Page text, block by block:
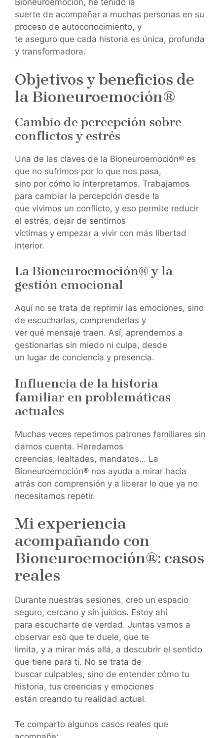
Bioneuroemoción, he tenido la
suerte de acompañar a muchas personas en su
proceso de autoconocimiento, y
te aseguro que cada historia es única, profunda
y transformadora.
Objetivos y beneficios de
la Bioneuroemoción®
Cambio de percepción sobre
conflictos y estrés
Una de las claves de la Bioneuroemoción® es
que no sufrimos por lo que nos pasa,
sino por cómo lo interpretamos. Trabajamos
para cambiar la percepción desde la
que vivimos un conflicto, y eso permite reducir
el estrés, dejar de sentirnos
víctimas y empezar a vivir con más libertad
interior.
La Bioneuroemoción® y la
gestión emocional
Aquí no se trata de reprimir las emociones, sino
de escucharlas, comprenderlas y
ver qué mensaje traen. Así, aprendemos a
gestionarlas sin miedo ni culpa, desde
un lugar de conciencia y presencia.
Influencia de la historia
familiar en problemáticas
actuales
Muchas veces repetimos patrones familiares sin
darnos cuenta. Heredamos
creencias, lealtades, mandatos… La
Bioneuroemoción® nos ayuda a mirar hacia
atrás con comprensión y a liberar lo que ya no
necesitamos repetir.
Mi experiencia
acompañando con
Bioneuroemoción®: casos
reales
Durante nuestras sesiones, creo un espacio
seguro, cercano y sin juicios. Estoy ahí
para escucharte de verdad. Juntas vamos a
observar eso que te duele, que te
limita, y a mirar más allá, a descubrir el sentido
que tiene para ti. No se trata de
buscar culpables, sino de entender cómo tu
historia, tus creencias y emociones
están creando tu realidad actual.
Te comparto algunos casos reales que